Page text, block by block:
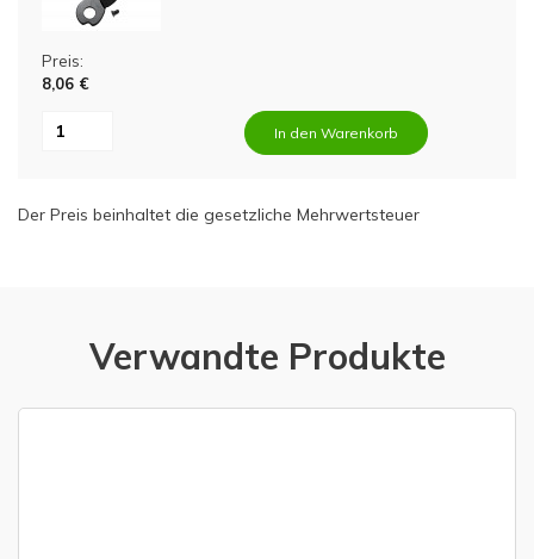
Preis:
8,06 €
In den Warenkorb
Der Preis beinhaltet die gesetzliche Mehrwertsteuer
Verwandte Produkte